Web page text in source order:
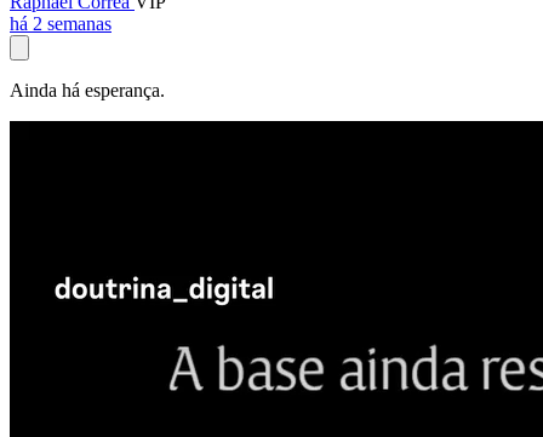
há 2 semanas
Ainda há esperança.